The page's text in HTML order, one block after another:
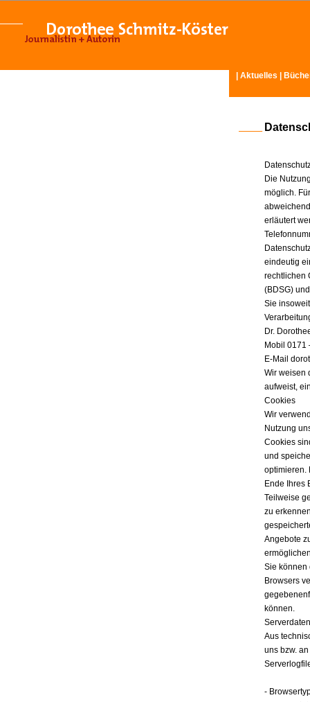
Aktuelles
Die
möglich.
erläutert
eindeutig
rechtlichen
(BDSG)
Sie
Dr.
Mobil 0171
E-Mail
Wir weisen
aufweist,
Cookies
Wir
Nutzung
Cookies
und
optimieren.
Ende Ihres
Teilweise
zu
Angebote
Sie können
Browsers
können.
Serverdaten
Aus
uns bzw.
-